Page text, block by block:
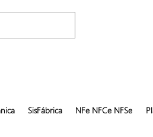
SisFábrica NFe NFCe NFSe